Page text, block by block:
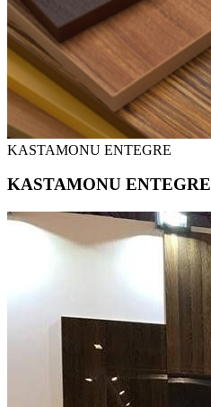
KASTAMONU ENTEGRE
KASTAMONU ENTEGRE